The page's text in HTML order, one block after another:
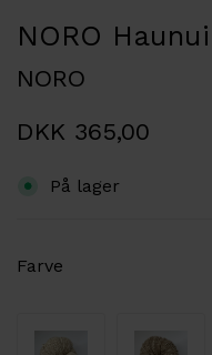
NORO
NORO
DKK 365,00
På lager
Farve